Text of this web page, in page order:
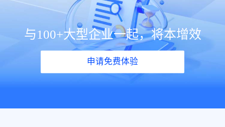
与100+大型企业一起，将本增效
申请免费体验